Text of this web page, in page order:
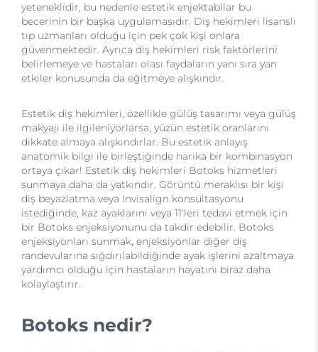
yeteneklidir, bu nedenle estetik enjektabllar bu
becerinin bir başka uygulamasıdır. Diş hekimleri lisanslı
tıp uzmanları olduğu için pek çok kişi onlara
güvenmektedir. Ayrıca diş hekimleri risk faktörlerini
belirlemeye ve hastaları olası faydaların yanı sıra yan
etkiler konusunda da eğitmeye alışkındır.
Estetik diş hekimleri, özellikle gülüş tasarımı veya gülüş
makyajı ile ilgileniyorlarsa, yüzün estetik oranlarını
dikkate almaya alışkındırlar. Bu estetik anlayış
anatomik bilgi ile birleştiğinde harika bir kombinasyon
ortaya çıkar! Estetik diş hekimleri Botoks hizmetleri
sunmaya daha da yatkındır. Görüntü meraklısı bir kişi
diş beyazlatma veya Invisalign konsültasyonu
istediğinde, kaz ayaklarını veya 11'leri tedavi etmek için
bir Botoks enjeksiyonunu da takdir edebilir. Botoks
enjeksiyonları sunmak, enjeksiyonlar diğer diş
randevularına sığdırılabildiğinde ayak işlerini azaltmaya
yardımcı olduğu için hastaların hayatını biraz daha
kolaylaştırır.
Botoks nedir?